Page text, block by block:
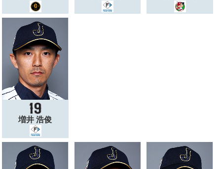
増井 浩俊